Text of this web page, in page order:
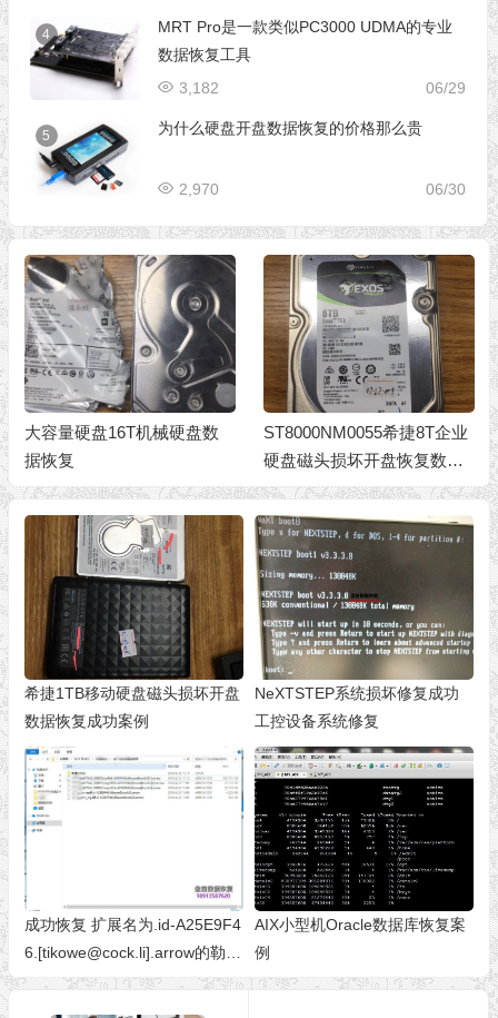
4
MRT Pro是一款类似PC3000 UDMA的专业
数据恢复工具
06/29
3,182
5 为什么硬盘开盘数据恢复的价格那么贵
06/30
2,970
大容量硬盘16T机械硬盘数
据恢复
ST8000NM0055希捷8T企业
硬盘磁头损坏开盘恢复数据
成功
希捷1TB移动硬盘磁头损坏开盘
数据恢复成功案例
NeXTSTEP系统损坏修复成功
工控设备系统修复
成功恢复 扩展名为.id-A25E9F4
6.[tikowe@cock.li].arrow的勒索
病毒加密数据库
AIX小型机Oracle数据库恢复案
例